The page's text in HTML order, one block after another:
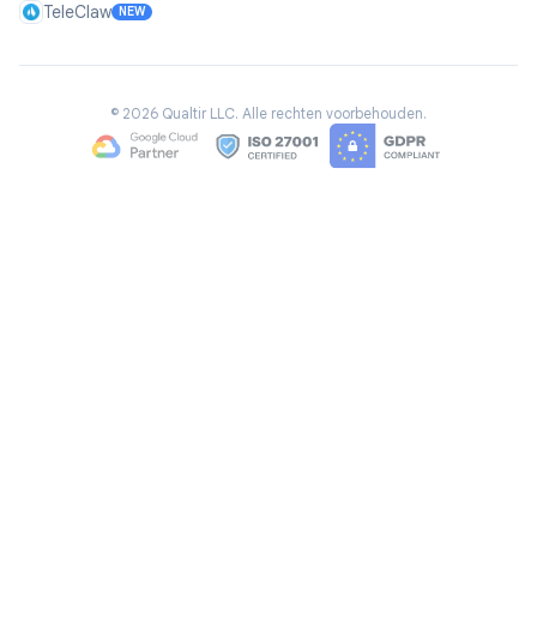
TeleClaw NEW
© 2026 Qualtir LLC. Alle rechten voorbehouden.